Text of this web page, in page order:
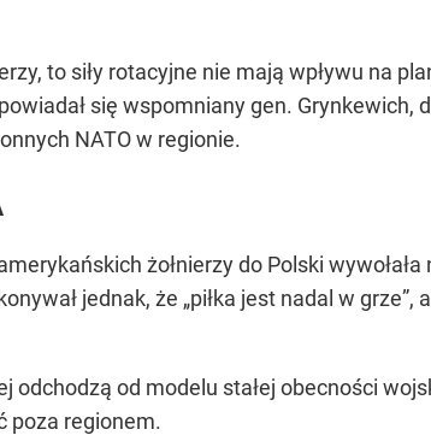
to siły rotacyjne nie mają wpływu na
się wspomniany gen. Grynkewich,
NATO w regionie.
żołnierzy do Polski
jednak, że „piłka jest nadal w grze”,
odchodzą od modelu stałej obecności
poza regionem.